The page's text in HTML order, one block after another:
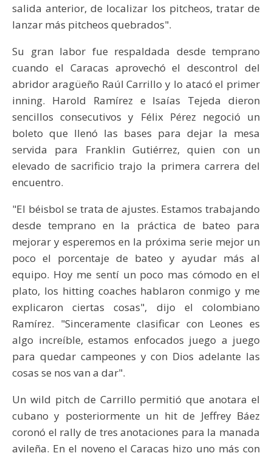
salida anterior, de localizar los pitcheos, tratar de
lanzar más pitcheos quebrados".
Su gran labor fue respaldada desde temprano
cuando el Caracas aprovechó el descontrol del
abridor aragüeño Raúl Carrillo y lo atacó el primer
inning. Harold Ramírez e Isaías Tejeda dieron
sencillos consecutivos y Félix Pérez negoció un
boleto que llenó las bases para dejar la mesa
servida para Franklin Gutiérrez, quien con un
elevado de sacrificio trajo la primera carrera del
encuentro.
"El béisbol se trata de ajustes. Estamos trabajando
desde temprano en la práctica de bateo para
mejorar y esperemos en la próxima serie mejor un
poco el porcentaje de bateo y ayudar más al
equipo. Hoy me sentí un poco mas cómodo en el
plato, los hitting coaches hablaron conmigo y me
explicaron ciertas cosas", dijo el colombiano
Ramírez. "Sinceramente clasificar con Leones es
algo increíble, estamos enfocados juego a juego
para quedar campeones y con Dios adelante las
cosas se nos van a dar".
Un wild pitch de Carrillo permitió que anotara el
cubano y posteriormente un hit de Jeffrey Báez
coronó el rally de tres anotaciones para la manada
avileña. En el noveno el Caracas hizo uno más con